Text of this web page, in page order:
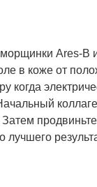
Ares-B
в коже от
когда